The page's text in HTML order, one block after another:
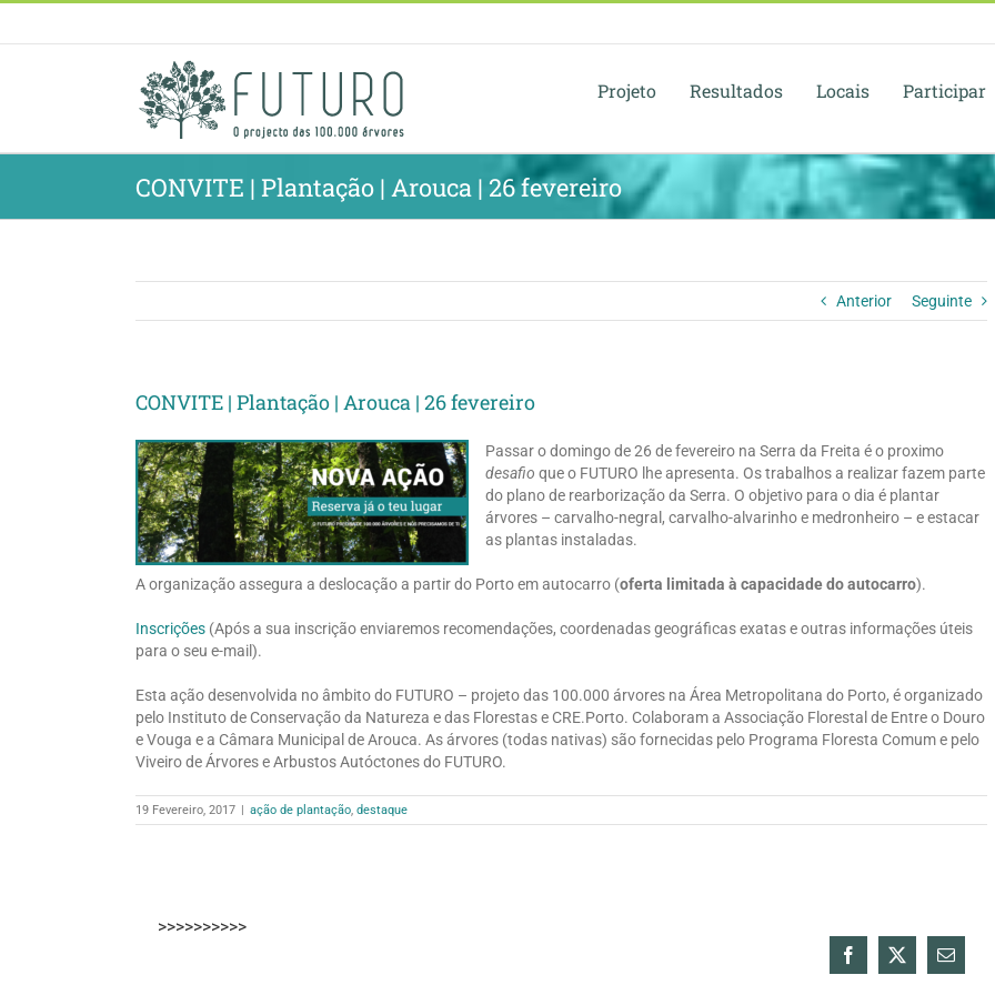
Projeto Resultados Locais Participar
CONVITE | Plantação | Arouca | 26 fevereiro
Anterior Seguinte
CONVITE | Plantação | Arouca | 26 fevereiro
Passar o domingo de 26 de fevereiro na Serra da Freita é o proximo
desafio que o FUTURO lhe apresenta. Os trabalhos a realizar fazem parte
do plano de rearborização da Serra. O objetivo para o dia é plantar
árvores – carvalho-negral, carvalho-alvarinho e medronheiro – e estacar
as plantas instaladas.
A organização assegura a deslocação a partir do Porto em autocarro (oferta limitada à capacidade do autocarro).
Inscrições (Após a sua inscrição enviaremos recomendações, coordenadas geográficas exatas e outras informações úteis
para o seu e-mail).
Esta ação desenvolvida no âmbito do FUTURO – projeto das 100.000 árvores na Área Metropolitana do Porto, é organizado
pelo Instituto de Conservação da Natureza e das Florestas e CRE.Porto. Colaboram a Associação Florestal de Entre o Douro
e Vouga e a Câmara Municipal de Arouca. As árvores (todas nativas) são fornecidas pelo Programa Floresta Comum e pelo
Viveiro de Árvores e Arbustos Autóctones do FUTURO.
19 Fevereiro, 2017 | ação de plantação, destaque
>>>>>>>>>>
Facebook
X
Email